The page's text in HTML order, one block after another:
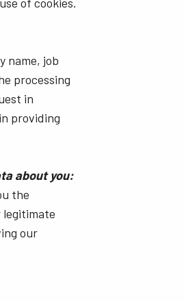
name, job
processing
in
providing
about you:
the
legitimate
our